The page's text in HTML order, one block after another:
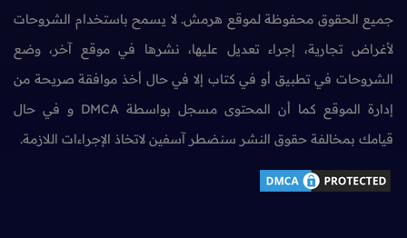
جميع الحقوق محفوظة لموقع هرمش. لا يسمح باستخدام الشروحات
لأغراض تجارية، إجراء تعديل عليها، نشرها في موقع آخر، وضع
الشروحات في تطبيق أو في كتاب إلا في حال أخذ موافقة صريحة من
إدارة الموقع كما أن المحتوى مسجل بواسطة DMCA و في حال
قيامك بمخالفة حقوق النشر سنضطر آسفين لاتخاذ الإجراءات اللازمة.